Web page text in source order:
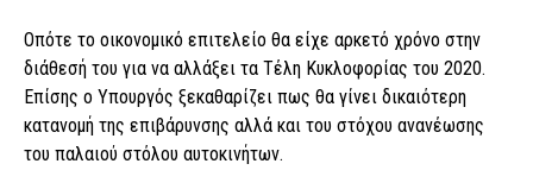
Οπότε το οικονομικό επιτελείο θα είχε αρκετό χρόνο στην
διάθεσή του για να αλλάξει τα Τέλη Κυκλοφορίας του 2020.
Επίσης ο Υπουργός ξεκαθαρίζει πως θα γίνει δικαιότερη
κατανομή της επιβάρυνσης αλλά και του στόχου ανανέωσης
του παλαιού στόλου αυτοκινήτων.